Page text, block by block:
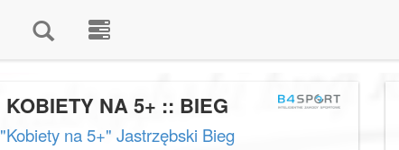
KOBIETY NA 5+ :: BIEG
"Kobiety na 5+" Jastrzębski Bieg